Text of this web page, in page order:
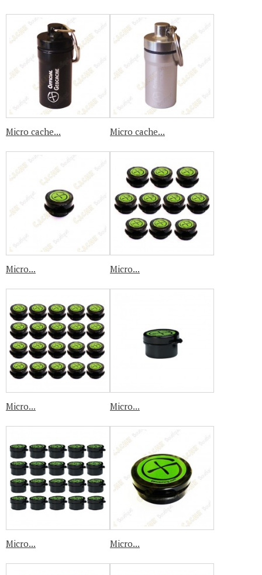
Micro cache... Micro cache...
Micro... Micro...
Micro... Micro...
Micro... Micro...